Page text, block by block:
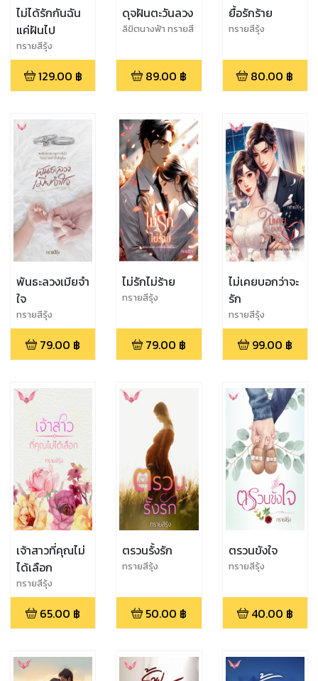
ไม่ได้รักกันฉัน
แค่ฝันไป
ทรายสีรุ้ง
129.00 ฿
ดุจฝันตะวันลวง
ลิขิตนางฟ้า ทรายสี
89.00 ฿
ยื้อรักร้าย
ทรายสีรุ้ง
80.00 ฿
พันธะลวงเมียจำ
ใจ
ทรายสีรุ้ง
79.00 ฿
ไม่รักไม่ร้าย
ทรายสีรุ้ง
79.00 ฿
ไม่เคยบอกว่าจะ
รัก
ทรายสีรุ้ง
99.00 ฿
เจ้าสาวที่คุณไม่
ได้เลือก
ทรายสีรุ้ง
65.00 ฿
ตรวนรั้งรัก
ทรายสีรุ้ง
50.00 ฿
ตรวนขังใจ
ทรายสีรุ้ง
40.00 ฿